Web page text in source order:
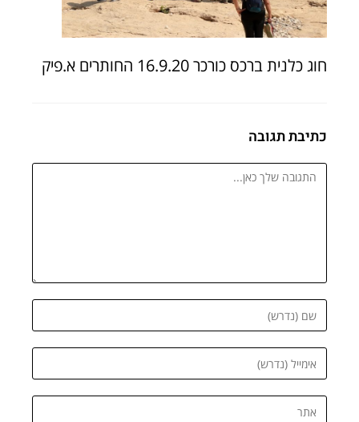
חוג כלנית ברכס כורכר 16.9.20 החותרים א.פיק
כתיבת תגובה